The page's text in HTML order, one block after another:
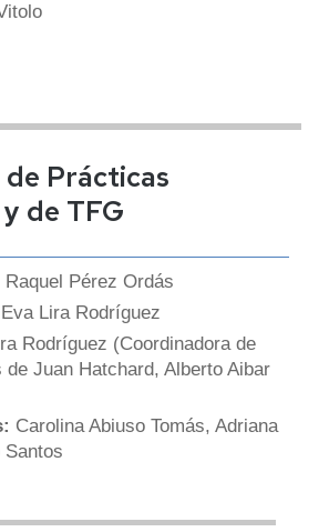
Prácticas
de TFG
Raquel Pérez Ordás
Eva Lira Rodríguez
Rodríguez (Coordinadora de
de Juan Hatchard, Alberto Aibar
Carolina Abiuso Tomás, Adriana
Santos